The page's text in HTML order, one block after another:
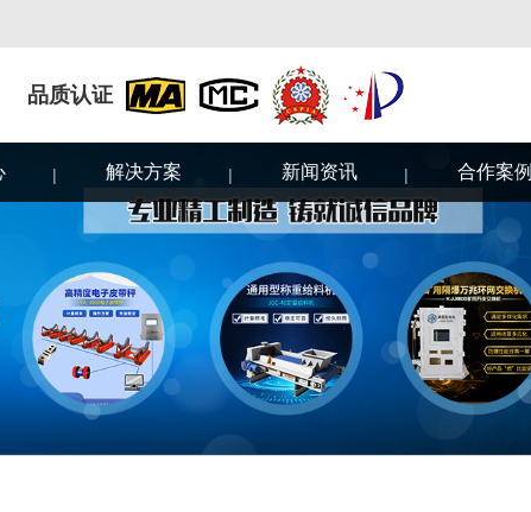
品质认证
解决方案 新闻资讯 合作案例